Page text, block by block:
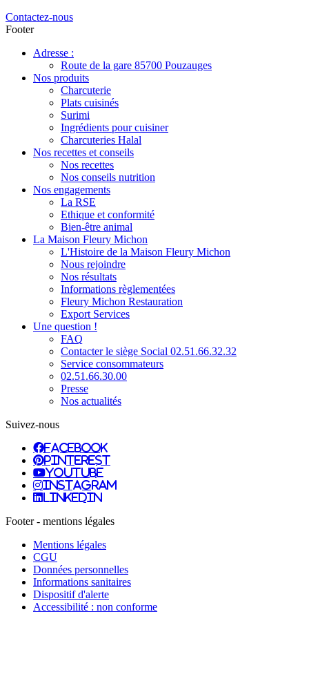
Contactez-nous
Footer
Adresse :
Route de la gare 85700 Pouzauges
Nos produits
Charcuterie
Plats cuisinés
Surimi
Ingrédients pour cuisiner
Charcuteries Halal
Nos recettes et conseils
Nos recettes
Nos conseils nutrition
Nos engagements
La RSE
Ethique et conformité
Bien-être animal
La Maison Fleury Michon
L'Histoire de la Maison Fleury Michon
Nous rejoindre
Nos résultats
Informations règlementées
Fleury Michon Restauration
Export Services
Une question !
FAQ
Contacter le siège Social 02.51.66.32.32
Service consommateurs
02.51.66.30.00
Presse
Nos actualités
Suivez-nous
facebook
pinterest
youtube
instagram
linkedin
Footer - mentions légales
Mentions légales
CGU
Données personnelles
Informations sanitaires
Dispositif d'alerte
Accessibilité : non conforme